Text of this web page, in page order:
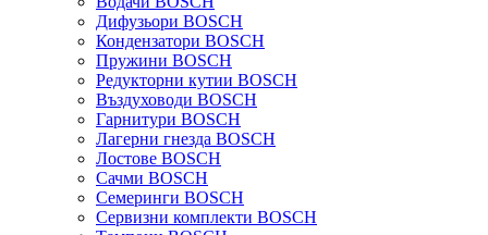
Дифузьори BOSCH
Кондензатори BOSCH
Пружини BOSCH
Редукторни кутии BOSCH
Въздуховоди BOSCH
Гарнитури BOSCH
Лагерни гнезда BOSCH
Лостове BOSCH
Сачми BOSCH
Семеринги BOSCH
Сервизни комплекти BOSCH